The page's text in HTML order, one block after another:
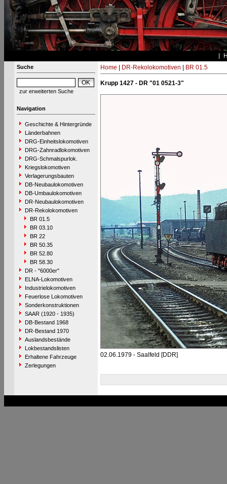
Suche
zur erweiterten Suche
Navigation
Geschichte & Hintergründe
Länderbahnen
DRG-Einheitslokomotiven
DRG-Zahnradlokomotiven
DRG-Schmalspurlok.
Kriegslokomotiven
Verlagerungsbauten
DB-Neubaulokomotiven
DB-Umbaulokomotiven
DR-Neubaulokomotiven
DR-Rekolokomotiven
BR 01.5
BR 03.10
BR 22
BR 50.35
BR 52.80
BR 58.30
DR - "6000er"
ELNA-Lokomotiven
Industrielokomotiven
Feuerlose Lokomotiven
Sonderkonstruktionen
SAAR (1920 - 1935)
DB-Bestand 1968
DR-Bestand 1970
Auslandsbestände
Lokbestandslisten
Erhaltene Fahrzeuge
Zerlegungen
Home DR-Rekolokomotiven BR 01.5
Krupp 1427 - DR "01 0521-3"
02.06.1979 - Saalfeld [DDR]